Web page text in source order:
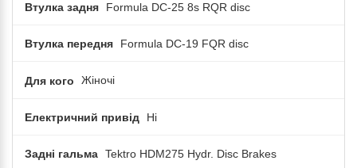
Втулка задня Formula DC-25 8s RQR disc
Втулка передня Formula DC-19 FQR disc
Для кого Жіночі
Електричний привід Ні
Задні гальма Tektro HDM275 Hydr. Disc Brakes